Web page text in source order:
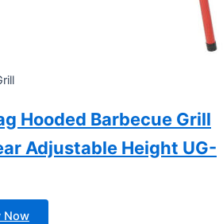
Hooded Barbecue Grill
Adjustable Height UG-
Now